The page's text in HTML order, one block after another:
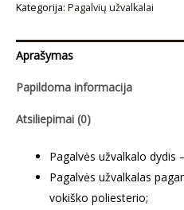
„Dramblys“
Kategorija: Pagalvių užvalkalai
Aprašymas
Papildoma informacija
Atsiliepimai (0)
Pagalvės užvalkalo dydis
Pagalvės užvalkalas
vokiško poliesterio;